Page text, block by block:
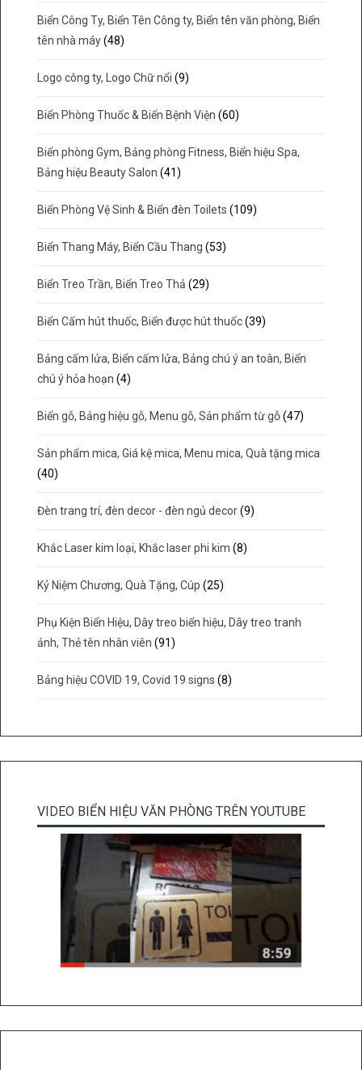
Biển Công Ty, Biển Tên Công ty, Biển tên văn phòng, Biển
tên nhà máy (48)
Logo công ty, Logo Chữ nổi (9)
Biển Phòng Thuốc & Biển Bệnh Viện (60)
Biển phòng Gym, Bảng phòng Fitness, Biển hiệu Spa,
Bảng hiệu Beauty Salon (41)
Biển Phòng Vệ Sinh & Biển đèn Toilets (109)
Biển Thang Máy, Biển Cầu Thang (53)
Biển Treo Trần, Biển Treo Thả (29)
Biển Cấm hút thuốc, Biển được hút thuốc (39)
Bảng cấm lửa, Biển cấm lửa, Bảng chú ý an toàn, Biển
chú ý hỏa hoạn (4)
Biển gỗ, Bảng hiệu gỗ, Menu gỗ, Sản phẩm từ gỗ (47)
Sản phẩm mica, Giá kệ mica, Menu mica, Quà tặng mica
(40)
Đèn trang trí, đèn decor - đèn ngủ decor (9)
Khắc Laser kim loại, Khắc laser phi kim (8)
Kỷ Niệm Chương, Quà Tặng, Cúp (25)
Phụ Kiện Biển Hiệu, Dây treo biển hiệu, Dây treo tranh
ảnh, Thẻ tên nhân viên (91)
Bảng hiệu COVID 19, Covid 19 signs (8)
VIDEO BIỂN HIỆU VĂN PHÒNG TRÊN YOUTUBE